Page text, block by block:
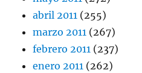
abril 2011 (255)
marzo 2011 (267)
febrero 2011 (237)
enero 2011 (262)